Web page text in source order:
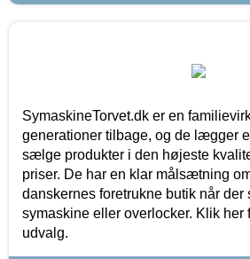
SymaskineTorvet.dk er en
generationer tilbage, og de lægger
sælge produkter i den højeste
priser. De har en klar målsætning
danskernes foretrukne butik når der
symaskine eller overlocker. Klik her
udvalg.